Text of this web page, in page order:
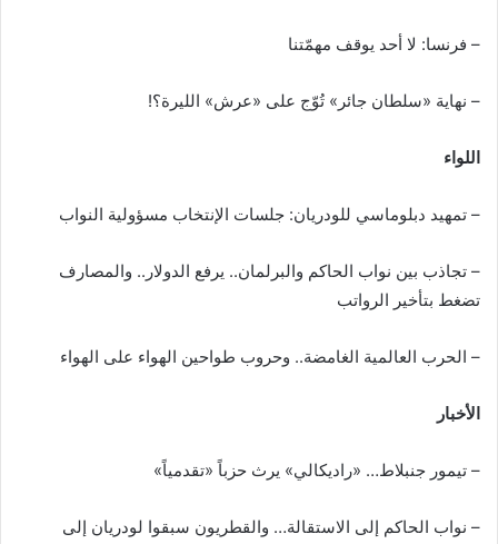
– فرنسا: لا أحد يوقف مهمّتنا
– نهاية «سلطان جائر» تُوّج على «عرش» الليرة؟!
اللواء
– تمهيد دبلوماسي للودريان: جلسات الإنتخاب مسؤولية النواب
– تجاذب بين نواب الحاكم والبرلمان.. يرفع الدولار.. والمصارف
تضغط بتأخير الرواتب
– الحرب العالمية الغامضة.. وحروب طواحين الهواء على الهواء
الأخبار
– تيمور جنبلاط… «راديكالي» يرث حزباً «تقدمياً»
– نواب الحاكم إلى الاستقالة… والقطريون سبقوا لودريان إلى